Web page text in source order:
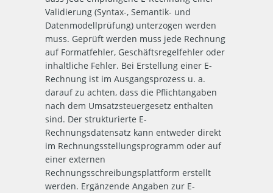
Validierung (Syntax-, Semantik- und
Datenmodellprüfung) unterzogen werden
muss. Geprüft werden muss jede Rechnung
auf Formatfehler, Geschäftsregelfehler oder
inhaltliche Fehler. Bei Erstellung einer E-
Rechnung ist im Ausgangsprozess u. a.
darauf zu achten, dass die Pflichtangaben
nach dem Umsatzsteuergesetz enthalten
sind. Der strukturierte E-
Rechnungsdatensatz kann entweder direkt
im Rechnungsstellungsprogramm oder auf
einer externen
Rechnungsschreibungsplattform erstellt
werden. Ergänzende Angaben zur E-